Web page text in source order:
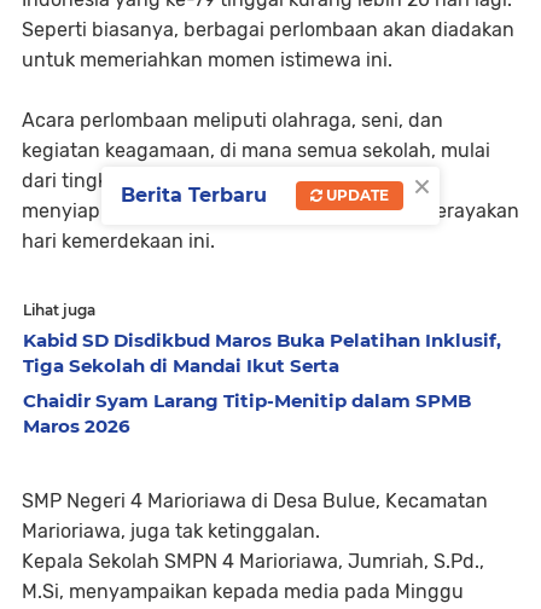
Seperti biasanya, berbagai perlombaan akan diadakan
untuk memeriahkan momen istimewa ini.
Acara perlombaan meliputi olahraga, seni, dan
kegiatan keagamaan, di mana semua sekolah, mulai
dari tingkat TK hingga perguruan tinggi, telah
menyiapkan diri untuk berpartisipasi dalam merayakan
hari kemerdekaan ini.
Lihat juga
Kabid SD Disdikbud Maros Buka Pelatihan Inklusif,
Tiga Sekolah di Mandai Ikut Serta
Chaidir Syam Larang Titip-Menitip dalam SPMB
Maros 2026
SMP Negeri 4 Marioriawa di Desa Bulue, Kecamatan
Marioriawa, juga tak ketinggalan.
Kepala Sekolah SMPN 4 Marioriawa, Jumriah, S.Pd.,
M.Si, menyampaikan kepada media pada Minggu
×
Berita Terbaru UPDATE